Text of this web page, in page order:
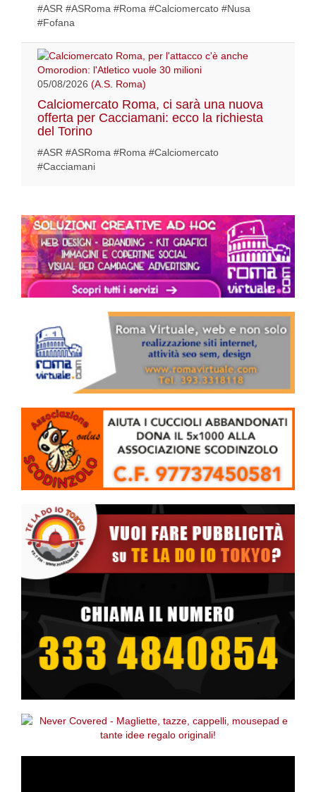
#ASR #ASRoma #Roma #Calciomercato #Nusa
#Fofana
05/08/2026 (A.S. Roma)
Calciomercato Roma, ci sarà una nuova
offerta per Cacciamani: ecco la richiesta
del Torino
#ASR #ASRoma #Roma #Calciomercato
#Cacciamani